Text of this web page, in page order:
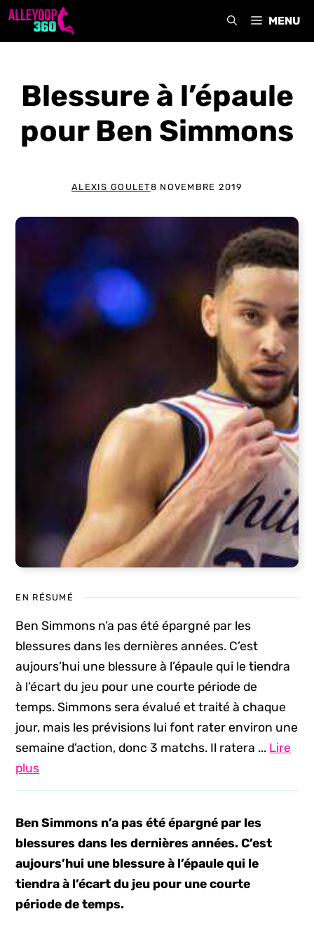
Aller
MENU
Blessure à l’épaule
pour Ben Simmons
ALEXIS GOULET8 NOVEMBRE 2019
EN RÉSUMÉ
Ben Simmons n’a pas été épargné par les
blessures dans les dernières années. C’est
aujours’hui une blessure à l’épaule qui le tiendra
à l’écart du jeu pour une courte période de
temps. Simmons sera évalué et traité à chaque
jour, mais les prévisions lui font rater environ une
semaine d’action, donc 3 matchs. Il ratera ... Lire
plus
Ben Simmons n’a pas été épargné par les
blessures dans les dernières années. C’est
aujours’hui une blessure à l’épaule qui le
tiendra à l’écart du jeu pour une courte
période de temps.